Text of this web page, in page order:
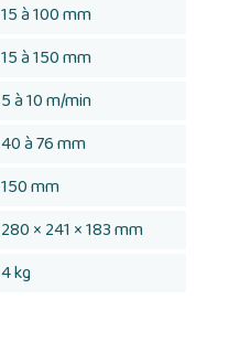
15 à 100 mm
15 à 150 mm
5 à 10 m/min
40 à 76 mm
150 mm
280 × 241 × 183 mm
4 kg